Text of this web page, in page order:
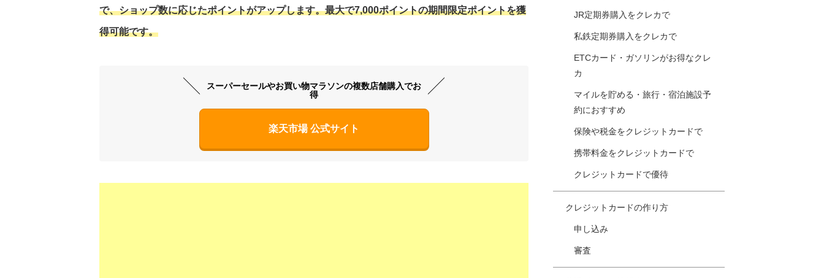
で、ショップ数に応じたポイントがアップします。最大で7,000ポイントの期間限定ポイントを獲
得可能です​​。
スーパーセールやお買い物マラソンの複数店舗購入でお
得
楽天市場 公式サイト
JR定期券購入をクレカで
私鉄定期券購入をクレカで
ETCカード・ガソリンがお得なクレ
カ
マイルを貯める・旅行・宿泊施設予
約におすすめ
保険や税金をクレジットカードで
携帯料金をクレジットカードで
クレジットカードで優待
クレジットカードの作り方
申し込み
審査